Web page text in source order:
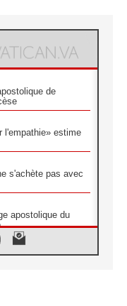
de
l'empathie» estime
s'achète pas avec
apostolique du
sur l'éducation